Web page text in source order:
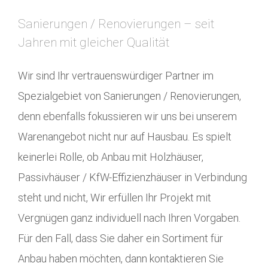
Sanierungen / Renovierungen – seit
Jahren mit gleicher Qualität
Wir sind Ihr vertrauenswürdiger Partner im
Spezialgebiet von Sanierungen / Renovierungen,
denn ebenfalls fokussieren wir uns bei unserem
Warenangebot nicht nur auf Hausbau. Es spielt
keinerlei Rolle, ob Anbau mit Holzhäuser,
Passivhäuser / KfW-Effizienzhäuser in Verbindung
steht und nicht, Wir erfüllen Ihr Projekt mit
Vergnügen ganz individuell nach Ihren Vorgaben.
Für den Fall, dass Sie daher ein Sortiment für
Anbau haben möchten, dann kontaktieren Sie